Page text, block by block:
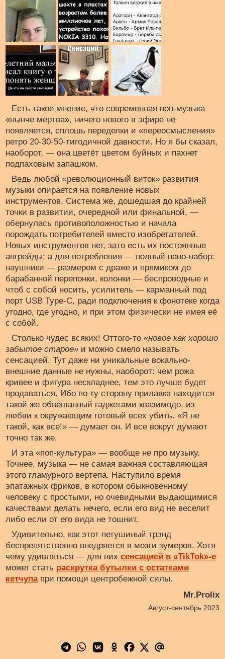
Есть такое мнение, что современная поп-музыка
«нынче мертва», ничего нового в эфире не
появляется, сплошь переделки и «переосмысления»
ретро 20-30-50-тигодичной давности. Но я бы сказал,
наоборот, — она цветёт цветом буйных и пахнет
подпаховым запашком.
Ведь любой «революционный виток» развития
музыки опирается на появление новых
инструментов. Система же, дошедшая до крайней
точки в развитии, очередной или финальной, —
обернулась противоположностью и начала
порождать потребителей вместо изобретателей.
Новых инструментов нет, зато есть их постоянные
апгрейды; а для потребления — полный нано-набор:
наушники — размером с драже и прямиком до
барабанной перепонки, колонки — беспроводные и
чтоб с собой носить, усилитель — карманный под
порт USB Type-C, ради подключения к фонотеке когда
угодно, где угодно, и при этом физически не имея её
с собой.
Столько чудес всяких! Оттого-то «новое как хорошо
забытое старое» и можно смело называть
сенсацией. Тут даже ни уникальные вокально-
внешние данные не нужны, наоборот: чем рожа
кривее и фигура нескладнее, тем это лучше будет
продаваться. Ибо по ту сторону прилавка находится
такой же обвешанный гаджетами квазимодо, из
любви к окружающим готовый всех убить. «Я не
такой, как все!» — думает он. И все вокруг думают
точно так же.
И эта «поп-культура» — вообще не про музыку.
Точнее, музыка — не самая важная составляющая
этого гламурного вертепа. Наступило время
эпатажных фриков, в котором обыкновенному
человеку с простыми, но очевидными выдающимися
качествами делать нечего, если его вид не веселит
либо если от его вида не тошнит.
Удивительно, как этот петушиный трэнд
беспрепятственно внедряется в мозги зумеров. Хотя
чему удивляться — для них сенсацией в «ТikTok»-е
может стать раскрутка бутылки с остатками
кетчупапри помощи центробежной силы.
Mr.Prolix
Август-сентябрь 2023